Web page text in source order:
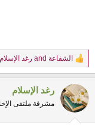
R
e
c
t
i
الشفاعة رغد الإسلام
رغد الإسلام
مشرفة ملتقى